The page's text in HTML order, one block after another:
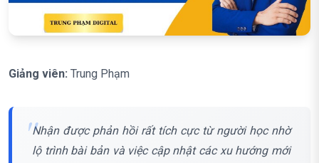
Giảng viên: Trung Phạm
Nhận được phản hồi rất tích cực từ người học nhờ
lộ trình bài bản và việc cập nhật các xu hướng mới